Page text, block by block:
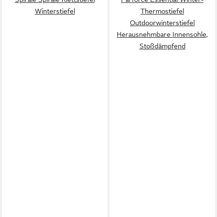
Winterstiefel
Thermostiefel
Outdoorwinterstiefel
Herausnehmbare Innensohle,
Stoßdämpfend